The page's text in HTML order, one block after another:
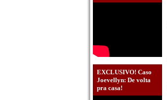
EXCLUSIVO! Caso
Joevellyn: De volta
pra casa!